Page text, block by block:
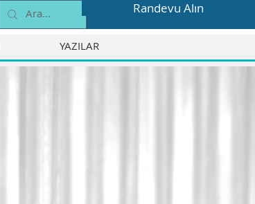
Randevu Alın
YAZILAR